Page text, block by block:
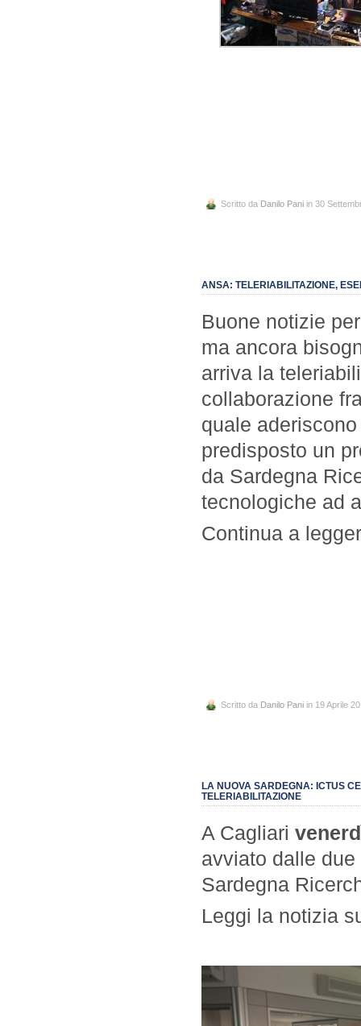
Scritto da Danilo Pani in 30
ANSA: TELERIABILITAZIONE,
Buone notizie
ma ancora
arriva la
collaborazione
quale
predisposto un
da Sardegna
tecnologiche ad
Continua a
Scritto da Danilo Pani in 19 Aprile
LA NUOVA SARDEGNA: ICTUS
TELERIABILITAZIONE
A Cagliari
avviato dalle
Sardegna
Leggi la notizia